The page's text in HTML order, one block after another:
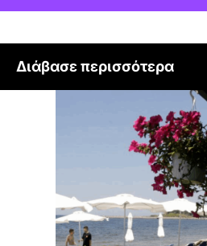
Διάβασε περισσότερα